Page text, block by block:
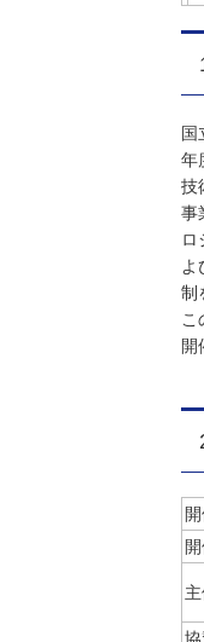
国
年
技
事
ロ
よ
制
こ
開
主